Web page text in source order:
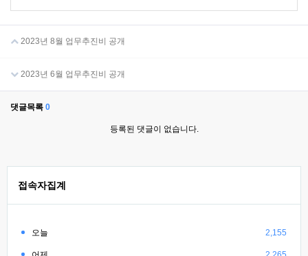
2023년 8월 업무추진비 공개
2023년 6월 업무추진비 공개
댓글목록 0
등록된 댓글이 없습니다.
접속자집계
오늘 2,155